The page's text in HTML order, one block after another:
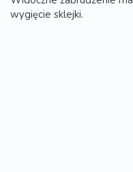
wygięcie sklejki.